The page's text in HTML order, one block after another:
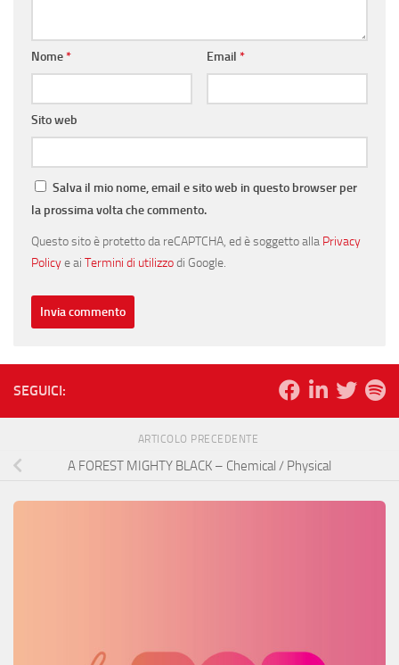
Nome* Email *
Sito web
Salva il mio nome, email e sito web in questo browser per
la prossima volta che commento.
Questo sito è protetto da reCAPTCHA, ed è soggetto alla Privacy
Policye ai Termini di utilizzodi Google.
SEGUICI:
ARTICOLO PRECEDENTE
A FOREST MIGHTY BLACK – Chemical / Physical